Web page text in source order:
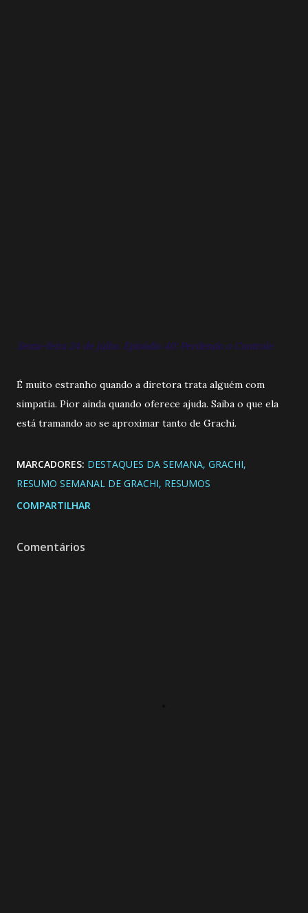
Sexta-feira 24 de julho. Episódio 40: Perdendo o Controle
É muito estranho quando a diretora trata alguém com
simpatia. Pior ainda quando oferece ajuda. Saiba o que ela
está tramando ao se aproximar tanto de Grachi.
MARCADORES: DESTAQUES DA SEMANA GRACHI
RESUMO SEMANAL DE GRACHI RESUMOS
COMPARTILHAR
Comentários